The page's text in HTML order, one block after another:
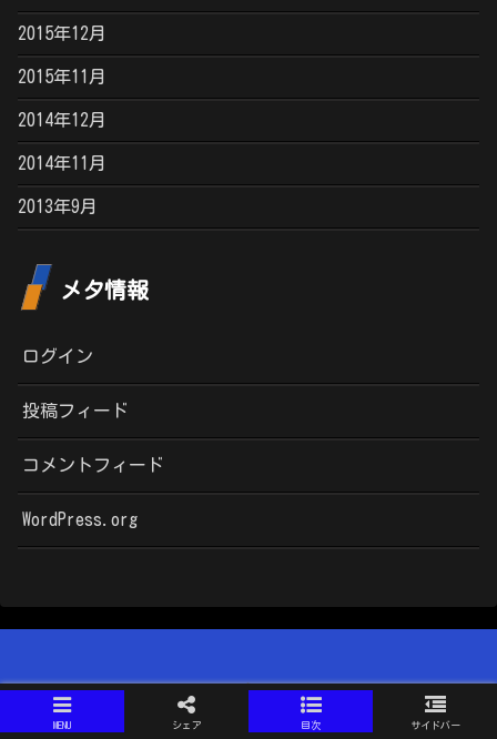
2015年12月
2015年11月
2014年12月
2014年11月
2013年9月
メタ情報
ログイン
投稿フィード
コメントフィード
WordPress.org
MENU シェア 目次 サイドバー